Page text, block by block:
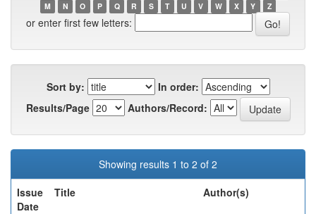
M
N O P Q R S T U V W X Y Z
or enter first few letters:
Sort by:
In order:
Results/Page
Authors/Record:
Showing results 1 to 2 of 2
Issue
Date
Title Author(s)